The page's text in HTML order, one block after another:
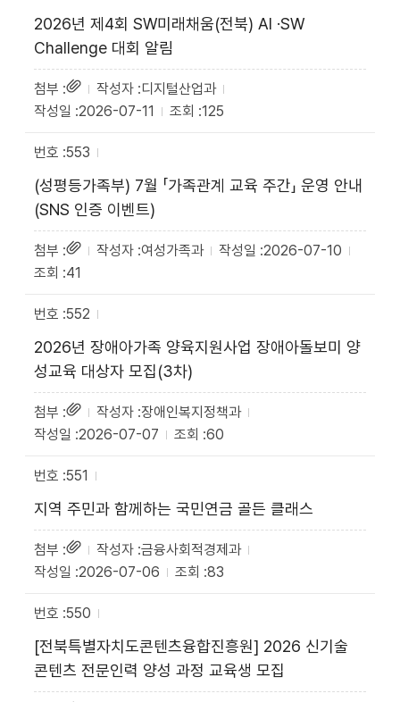
2026년 제4회 SW미래채움(전북) AI ·SW
Challenge 대회 알림
디지털산업과
2026-07-11
125
553
(성평등가족부) 7월 「가족관계 교육 주간」 운영 안내
(SNS 인증 이벤트)
여성가족과
2026-07-10
41
552
2026년 장애아가족 양육지원사업 장애아돌보미 양
성교육 대상자 모집(3차)
장애인복지정책과
2026-07-07
60
551
지역 주민과 함께하는 국민연금 골든 클래스
금융사회적경제과
2026-07-06
83
550
[전북특별자치도콘텐츠융합진흥원] 2026 신기술
콘텐츠 전문인력 양성 과정 교육생 모집